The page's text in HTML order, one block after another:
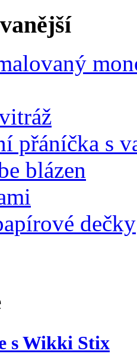
přáníčka s
blázen
dečky
s Wikki Stix